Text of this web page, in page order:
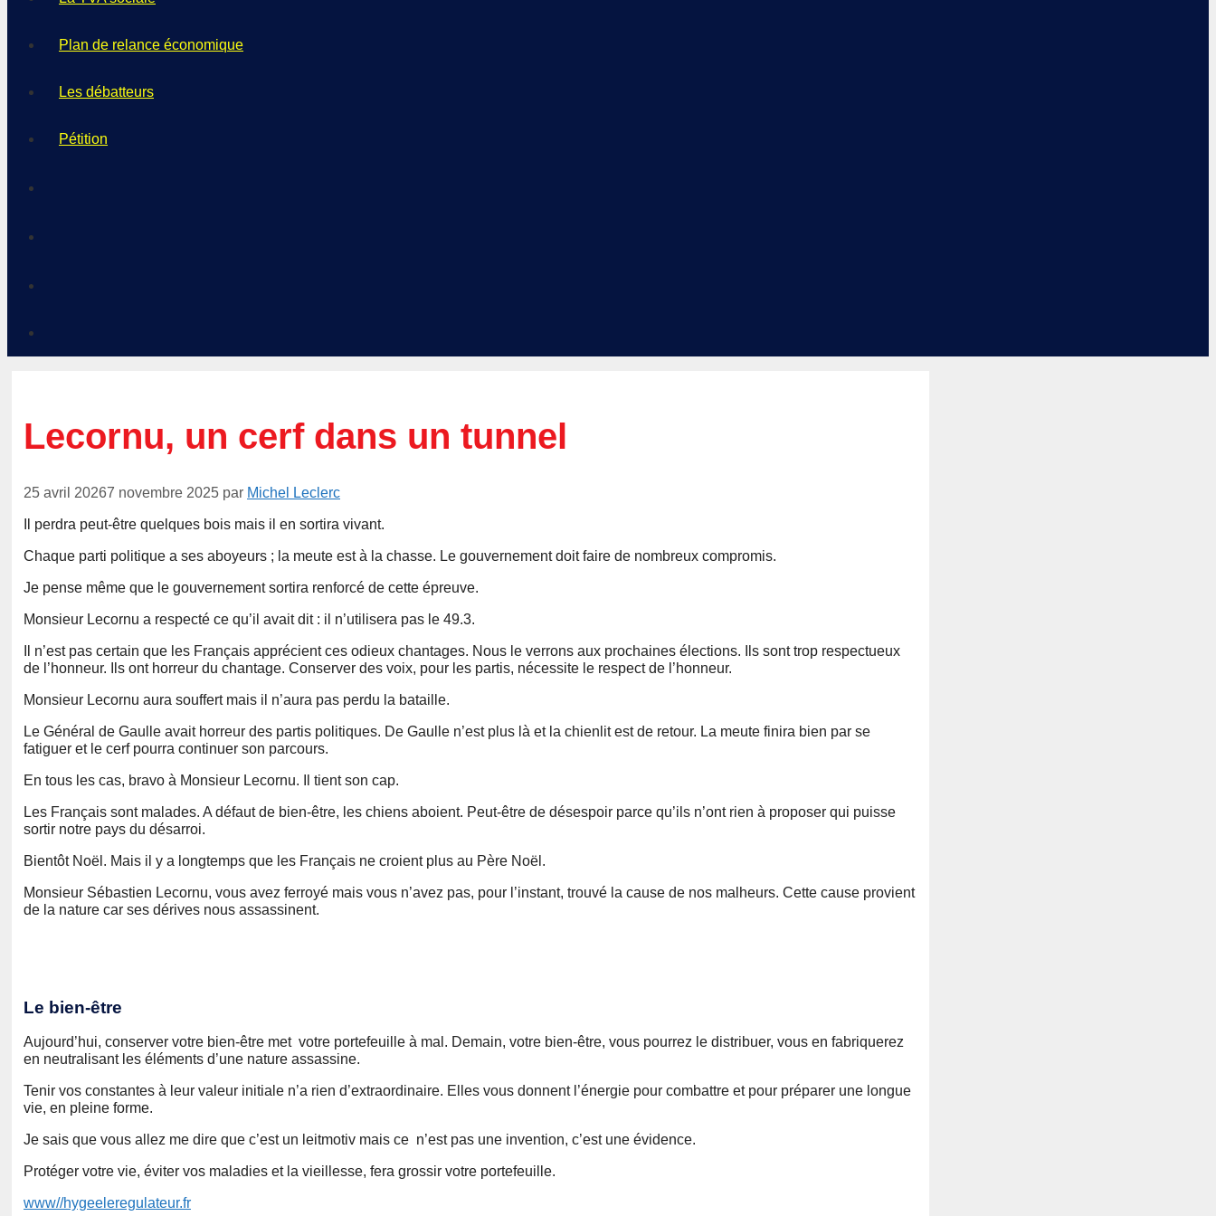
Plan de relance économique
Les débatteurs
Pétition
Lecornu, un cerf dans un tunnel
25 avril 20267 novembre 2025 par Michel Leclerc
Il perdra peut-être quelques bois mais il en sortira vivant.
Chaque parti politique a ses aboyeurs ; la meute est à la chasse. Le gouvernement doit faire de nombreux compromis.
Je pense même que le gouvernement sortira renforcé de cette épreuve.
Monsieur Lecornu a respecté ce qu’il avait dit : il n’utilisera pas le 49.3.
Il n’est pas certain que les Français apprécient ces odieux chantages. Nous le verrons aux prochaines élections. Ils sont trop respectueux
de l’honneur. Ils ont horreur du chantage. Conserver des voix, pour les partis, nécessite le respect de l’honneur.
Monsieur Lecornu aura souffert mais il n’aura pas perdu la bataille.
Le Général de Gaulle avait horreur des partis politiques. De Gaulle n’est plus là et la chienlit est de retour. La meute finira bien par se
fatiguer et le cerf pourra continuer son parcours.
En tous les cas, bravo à Monsieur Lecornu. Il tient son cap.
Les Français sont malades. A défaut de bien-être, les chiens aboient. Peut-être de désespoir parce qu’ils n’ont rien à proposer qui puisse
sortir notre pays du désarroi.
Bientôt Noël. Mais il y a longtemps que les Français ne croient plus au Père Noël.
Monsieur Sébastien Lecornu, vous avez ferroyé mais vous n’avez pas, pour l’instant, trouvé la cause de nos malheurs. Cette cause provient
de la nature car ses dérives nous assassinent.
Le bien-être
Aujourd’hui, conserver votre bien-être met votre portefeuille à mal. Demain, votre bien-être, vous pourrez le distribuer, vous en fabriquerez
en neutralisant les éléments d’une nature assassine.
Tenir vos constantes à leur valeur initiale n’a rien d’extraordinaire. Elles vous donnent l’énergie pour combattre et pour préparer une longue
vie, en pleine forme.
Je sais que vous allez me dire que c’est un leitmotiv mais ce n’est pas une invention, c’est une évidence.
Protéger votre vie, éviter vos maladies et la vieillesse, fera grossir votre portefeuille.
www//hygeeleregulateur.fr